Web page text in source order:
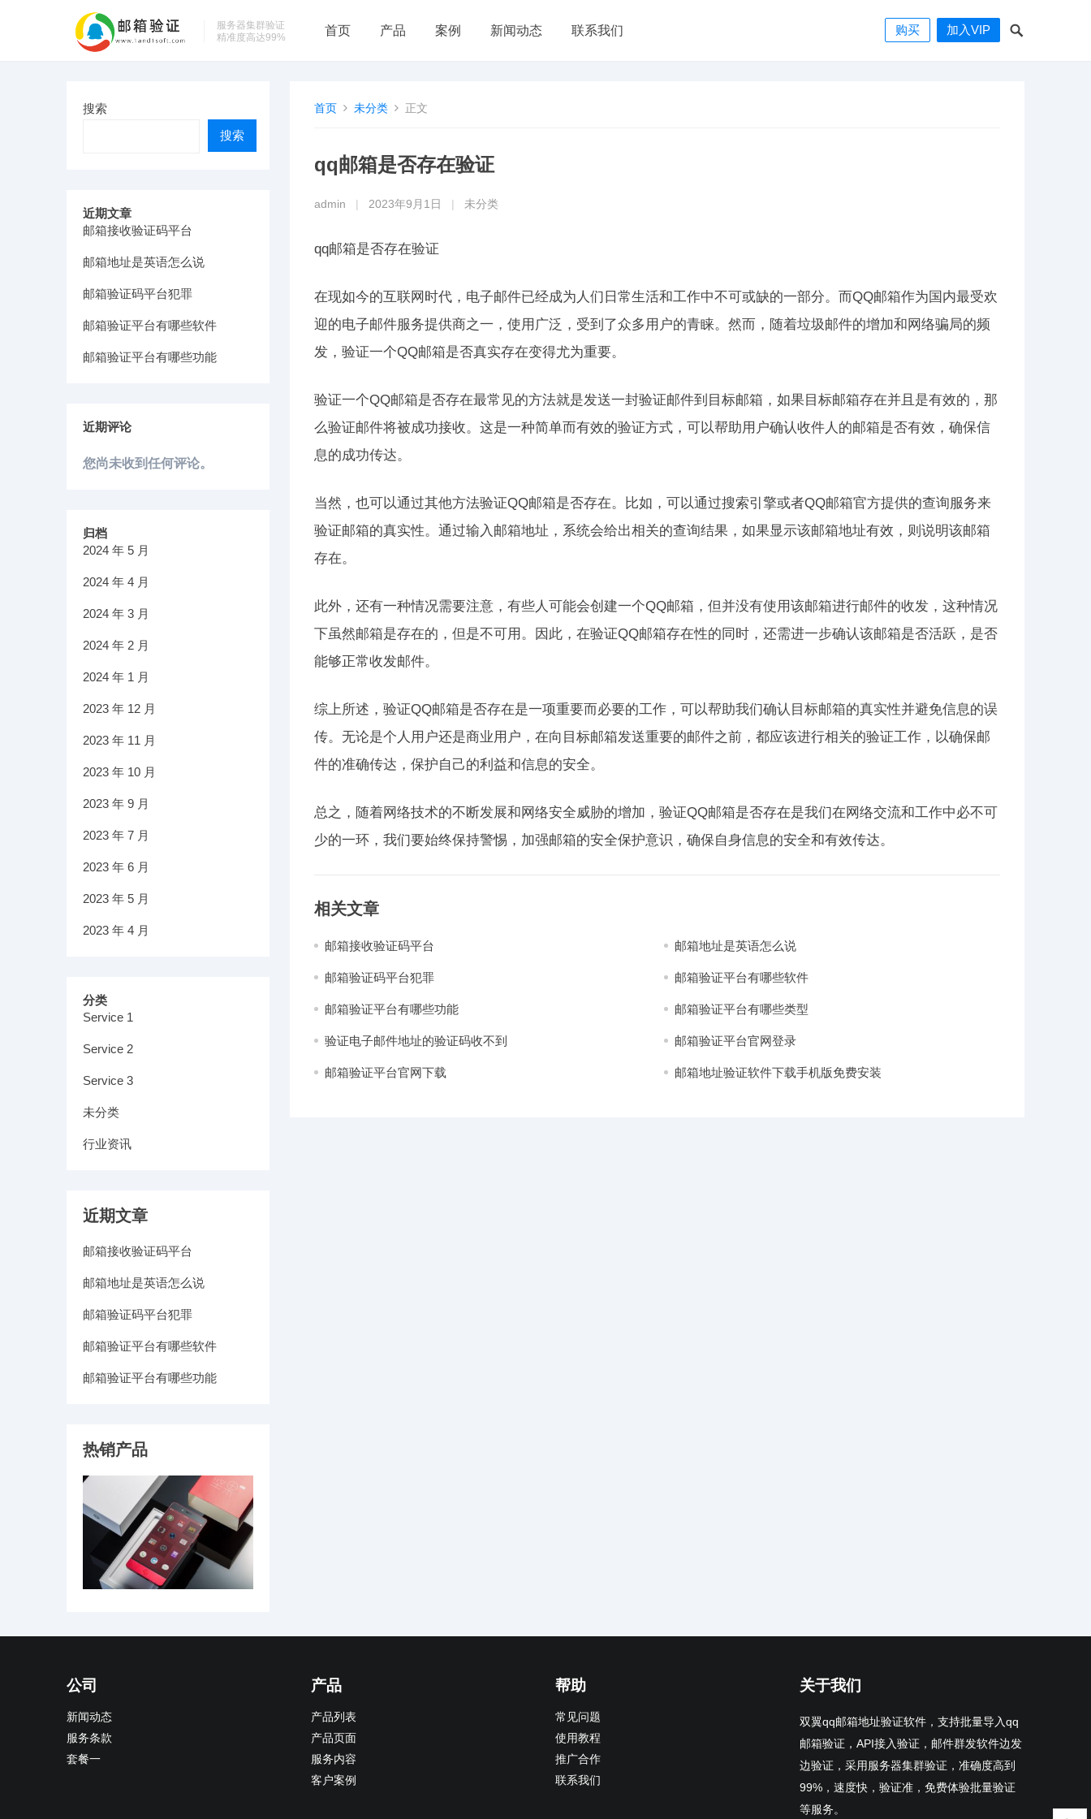
服务器集群验证
精准度高达99%
首页 产品 案例 新闻动态 联系我们 购买 加入VIP
首页 未分类 正文
qq邮箱是否存在验证
admin 2023年9月1日 未分类
qq邮箱是否存在验证
在现如今的互联网时代，电子邮件已经成为人们日常生活和工作中不可或缺的一部分。而QQ邮箱作为国内最受欢
迎的电子邮件服务提供商之一，使用广泛，受到了众多用户的青睐。然而，随着垃圾邮件的增加和网络骗局的频
发，验证一个QQ邮箱是否真实存在变得尤为重要。
验证一个QQ邮箱是否存在最常见的方法就是发送一封验证邮件到目标邮箱，如果目标邮箱存在并且是有效的，那
么验证邮件将被成功接收。这是一种简单而有效的验证方式，可以帮助用户确认收件人的邮箱是否有效，确保信
息的成功传达。
当然，也可以通过其他方法验证QQ邮箱是否存在。比如，可以通过搜索引擎或者QQ邮箱官方提供的查询服务来
验证邮箱的真实性。通过输入邮箱地址，系统会给出相关的查询结果，如果显示该邮箱地址有效，则说明该邮箱
存在。
此外，还有一种情况需要注意，有些人可能会创建一个QQ邮箱，但并没有使用该邮箱进行邮件的收发，这种情况
下虽然邮箱是存在的，但是不可用。因此，在验证QQ邮箱存在性的同时，还需进一步确认该邮箱是否活跃，是否
能够正常收发邮件。
综上所述，验证QQ邮箱是否存在是一项重要而必要的工作，可以帮助我们确认目标邮箱的真实性并避免信息的误
传。无论是个人用户还是商业用户，在向目标邮箱发送重要的邮件之前，都应该进行相关的验证工作，以确保邮
件的准确传达，保护自己的利益和信息的安全。
总之，随着网络技术的不断发展和网络安全威胁的增加，验证QQ邮箱是否存在是我们在网络交流和工作中必不可
少的一环，我们要始终保持警惕，加强邮箱的安全保护意识，确保自身信息的安全和有效传达。
相关文章
邮箱接收验证码平台 邮箱地址是英语怎么说
邮箱验证码平台犯罪 邮箱验证平台有哪些软件
邮箱验证平台有哪些功能 邮箱验证平台有哪些类型
验证电子邮件地址的验证码收不到 邮箱验证平台官网登录
邮箱验证平台官网下载 邮箱地址验证软件下载手机版免费安装
搜索
搜索
近期文章
邮箱接收验证码平台
邮箱地址是英语怎么说
邮箱验证码平台犯罪
邮箱验证平台有哪些软件
邮箱验证平台有哪些功能
近期评论
您尚未收到任何评论。
归档
2024 年 5 月
2024 年 4 月
2024 年 3 月
2024 年 2 月
2024 年 1 月
2023 年 12 月
2023 年 11 月
2023 年 10 月
2023 年 9 月
2023 年 7 月
2023 年 6 月
2023 年 5 月
2023 年 4 月
分类
Service 1
Service 2
Service 3
未分类
行业资讯
近期文章
邮箱接收验证码平台
邮箱地址是英语怎么说
邮箱验证码平台犯罪
邮箱验证平台有哪些软件
邮箱验证平台有哪些功能
热销产品
公司
新闻动态
服务条款
套餐一
产品
产品列表
产品页面
服务内容
客户案例
帮助
常见问题
使用教程
推广合作
联系我们
关于我们
双翼qq邮箱地址验证软件，支持批量导入qq
邮箱验证，API接入验证，邮件群发软件边发
边验证，采用服务器集群验证，准确度高到
99%，速度快，验证准，免费体验批量验证
等服务。